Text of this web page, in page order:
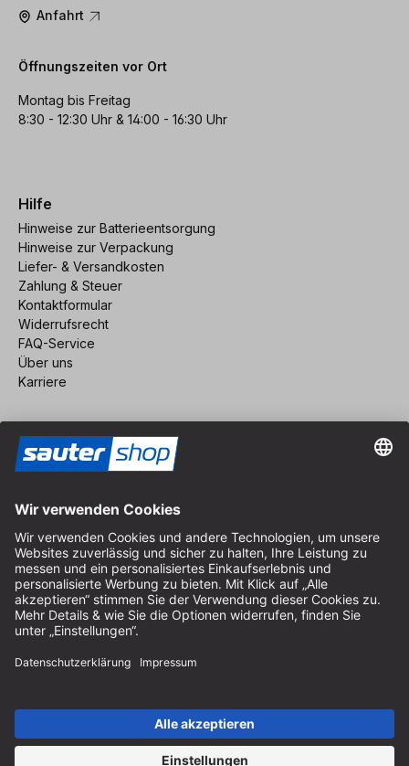
Anfahrt
Öffnungszeiten vor Ort
Montag bis Freitag
8:30 - 12:30 Uhr & 14:00 - 16:30 Uhr
Hilfe
Hinweise zur Batterieentsorgung
Hinweise zur Verpackung
Liefer- & Versandkosten
Zahlung & Steuer
Kontaktformular
Widerrufsrecht
FAQ-Service
Über uns
Karriere
Impressum
AGB
Datenschutz
Cookie-Einstellungen
© 2026 sauter GmbH
* kostenloser Versand ab 150 Euro Bestellwert innerhalb
Deutschlands für die Standard-Paketgrößen - ausgenommen
Sperrgut und Fracht
In Abh. des Lieferlandes kann die MwSt. an der Kasse variieren.